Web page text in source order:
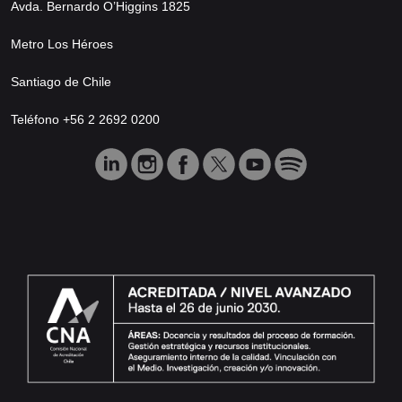
Avda. Bernardo O’Higgins 1825
Metro Los Héroes
Santiago de Chile
Teléfono +56 2 2692 0200